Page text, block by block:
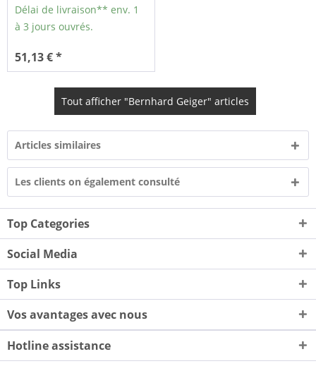
Délai de livraison** env. 1
à 3 jours ouvrés.
51,13 € *
Tout afficher "Bernhard Geiger" articles
Articles similaires
Les clients on également consulté
Top Categories
Social Media
Top Links
Vos avantages avec nous
Hotline assistance